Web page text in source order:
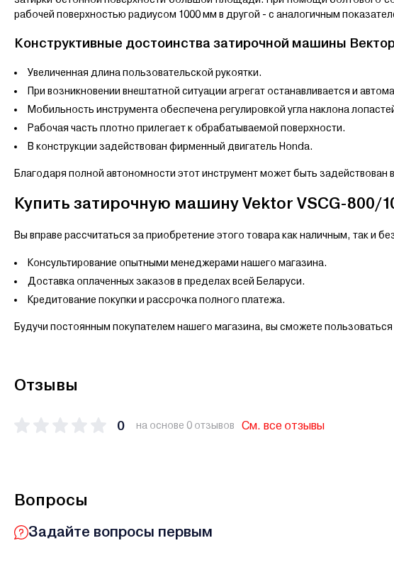
рабочей поверхностью радиусом 1000 мм в другой - с аналогичным
Конструктивные достоинства затирочной машины
Увеличенная длина пользовательской рукоятки.
При возникновении внештатной ситуации агрегат останавливается и
Мобильность инструмента обеспечена регулировкой угла наклона
Рабочая часть плотно прилегает к обрабатываемой поверхности.
В конструкции задействован фирменный двигатель Honda.
Благодаря полной автономности этот инструмент может быть
Купить затирочную машину Vektor VSCG-800/
Вы вправе рассчитаться за приобретение этого товара как наличным, так и
Консультирование опытными менеджерами нашего магазина.
Доставка оплаченных заказов в пределах всей Беларуси.
Кредитование покупки и рассрочка полного платежа.
Будучи постоянным покупателем нашего магазина, вы сможете
Отзывы
0 на основе 0 отзывов См. все отзывы
Вопросы
Задайте вопросы первым